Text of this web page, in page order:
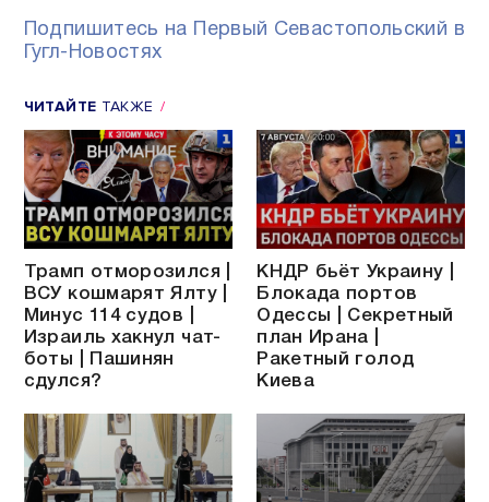
Подпишитесь на Первый Севастопольский в
Гугл-Новостях
ЧИТАЙТЕ ТАКЖЕ
Трамп отморозился |
ВСУ кошмарят Ялту |
Минус 114 судов |
Израиль хакнул чат-
боты | Пашинян
сдулся?
КНДР бьёт Украину |
Блокада портов
Одессы | Секретный
план Ирана |
Ракетный голод
Киева